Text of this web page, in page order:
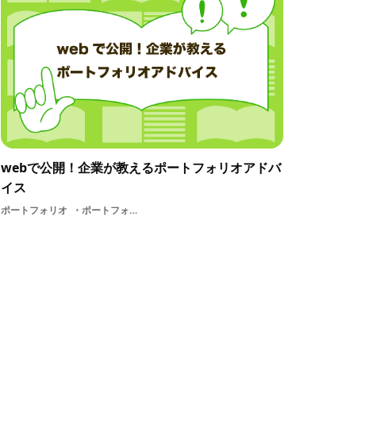
webで公開！企業が教えるポートフォリオアドバ
イス
ポートフォリオ ポートフォリオアドバイス企業講座